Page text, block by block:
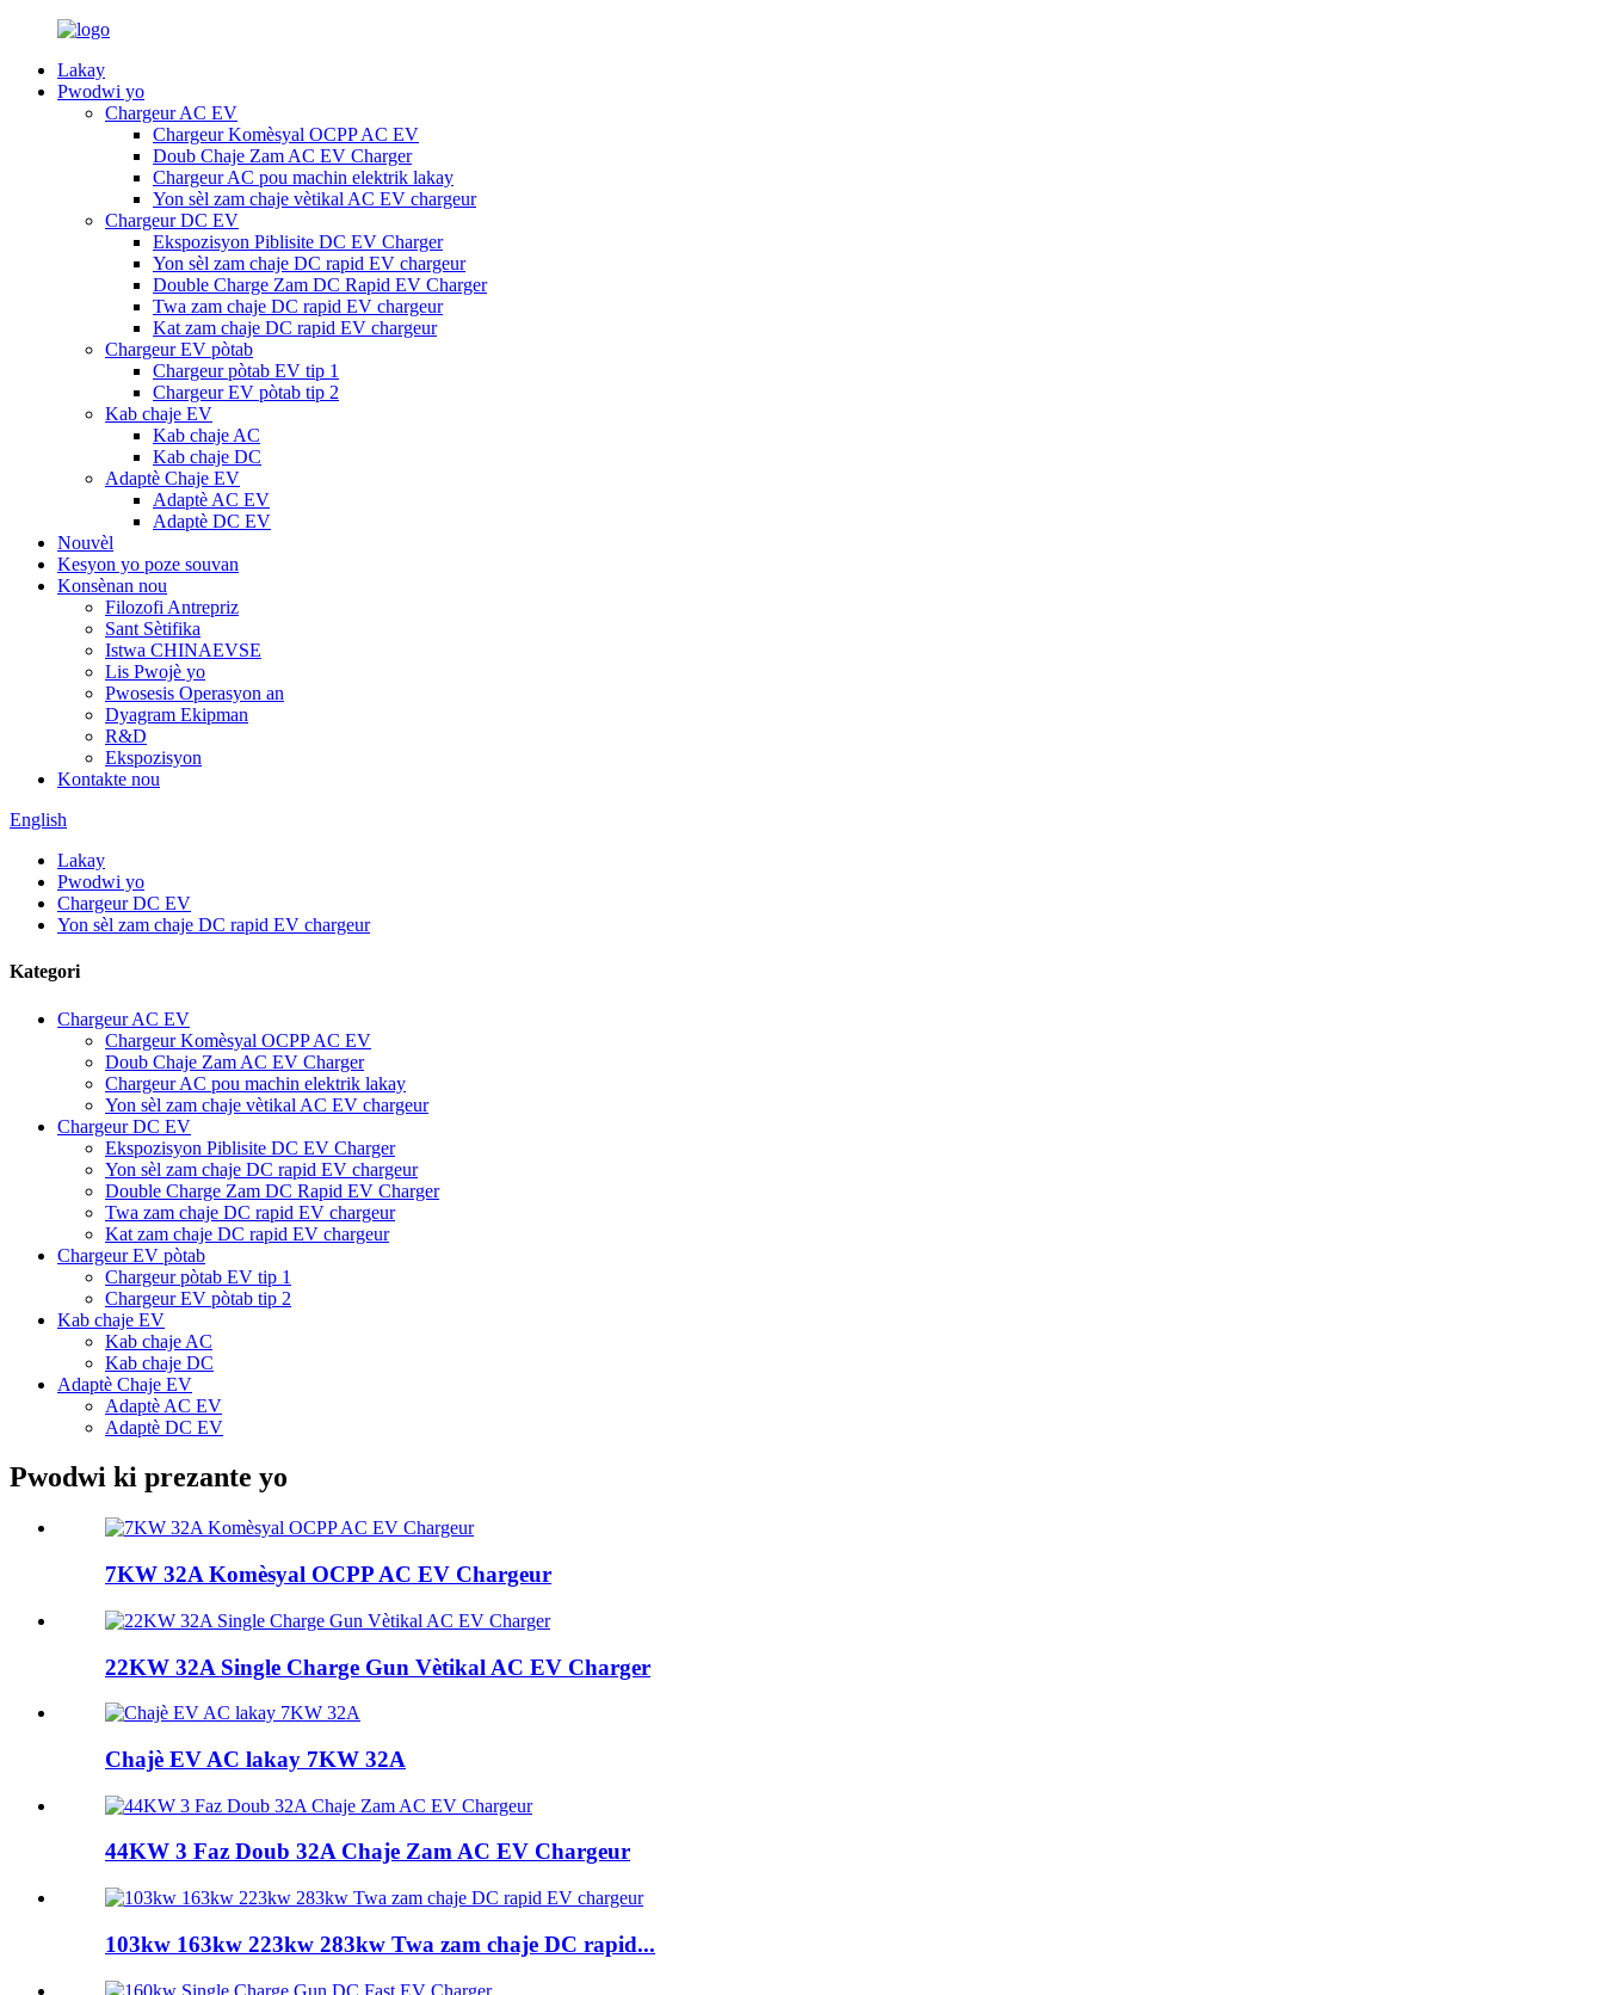
Lakay
Pwodwi yo
Chargeur AC EV
Chargeur Komèsyal OCPP AC EV
Doub Chaje Zam AC EV Charger
Chargeur AC pou machin elektrik lakay
Yon sèl zam chaje vètikal AC EV chargeur
Chargeur DC EV
Ekspozisyon Piblisite DC EV Charger
Yon sèl zam chaje DC rapid EV chargeur
Double Charge Zam DC Rapid EV Charger
Twa zam chaje DC rapid EV chargeur
Kat zam chaje DC rapid EV chargeur
Chargeur EV pòtab
Chargeur pòtab EV tip 1
Chargeur EV pòtab tip 2
Kab chaje EV
Kab chaje AC
Kab chaje DC
Adaptè Chaje EV
Adaptè AC EV
Adaptè DC EV
Nouvèl
Kesyon yo poze souvan
Konsènan nou
Filozofi Antrepriz
Sant Sètifika
Istwa CHINAEVSE
Lis Pwojè yo
Pwosesis Operasyon an
Dyagram Ekipman
R&D
Ekspozisyon
Kontakte nou
English
Lakay
Pwodwi yo
Chargeur DC EV
Yon sèl zam chaje DC rapid EV chargeur
Kategori
Chargeur AC EV
Chargeur Komèsyal OCPP AC EV
Doub Chaje Zam AC EV Charger
Chargeur AC pou machin elektrik lakay
Yon sèl zam chaje vètikal AC EV chargeur
Chargeur DC EV
Ekspozisyon Piblisite DC EV Charger
Yon sèl zam chaje DC rapid EV chargeur
Double Charge Zam DC Rapid EV Charger
Twa zam chaje DC rapid EV chargeur
Kat zam chaje DC rapid EV chargeur
Chargeur EV pòtab
Chargeur pòtab EV tip 1
Chargeur EV pòtab tip 2
Kab chaje EV
Kab chaje AC
Kab chaje DC
Adaptè Chaje EV
Adaptè AC EV
Adaptè DC EV
Pwodwi ki prezante yo
7KW 32A Komèsyal OCPP AC EV Chargeur
22KW 32A Single Charge Gun Vètikal AC EV Charger
Chajè EV AC lakay 7KW 32A
44KW 3 Faz Doub 32A Chaje Zam AC EV Chargeur
103kw 163kw 223kw 283kw Twa zam chaje DC rapid...